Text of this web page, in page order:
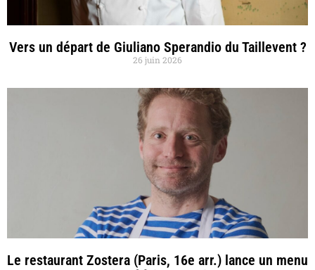
Vers un départ de Giuliano Sperandio du Taillevent ?
26 juin 2026
Le restaurant Zostera (Paris, 16e arr.) lance un menu